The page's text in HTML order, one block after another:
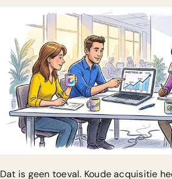
Dat is geen toeval. Koude acquisitie